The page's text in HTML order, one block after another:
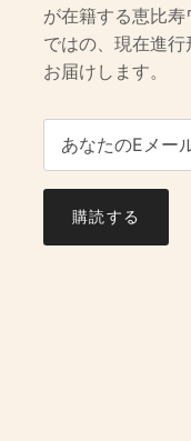
が在籍する恵比
ではの、現在進
お届けします。
購読する